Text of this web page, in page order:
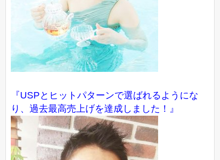
『USPとヒットパターンで選ばれるようにな
り、過去最高売上げを達成しました！』